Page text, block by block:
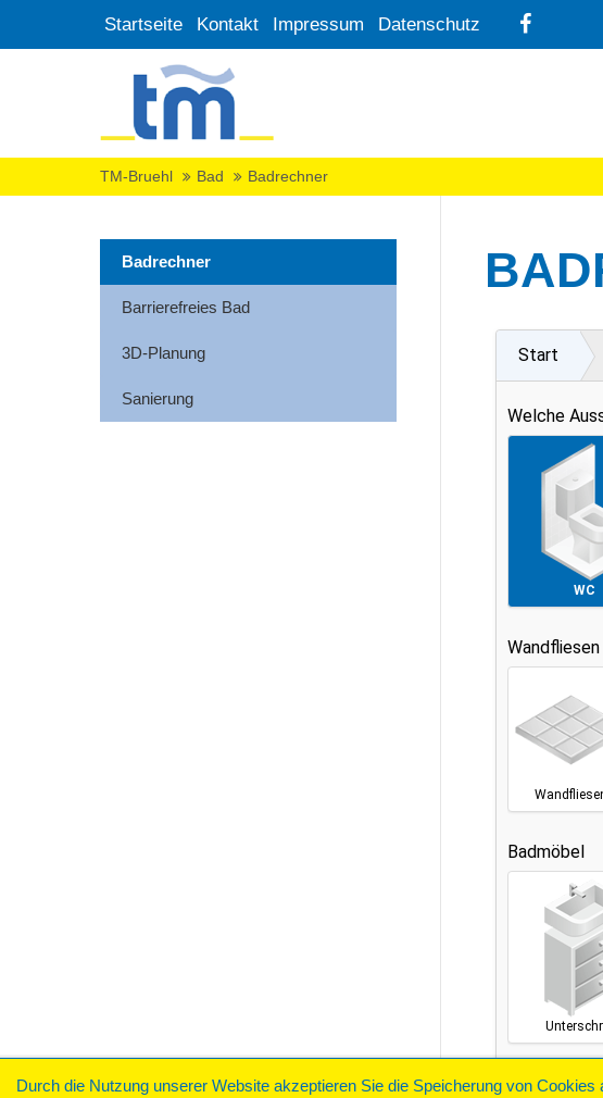
Startseite Kontakt Impressum Datenschutz
TM-Bruehl Bad Badrechner
Badrechner
Barrierefreies Bad
3D-Planung
Sanierung
Durch die Nutzung unserer Website akzeptieren Sie die Speicherung von Cookies